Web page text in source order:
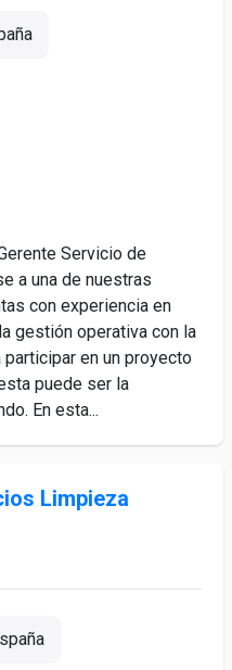
Servicio de
a una de nuestras
con experiencia en
gestión operativa con la
en un proyecto
puede ser la
En esta...
Limpieza